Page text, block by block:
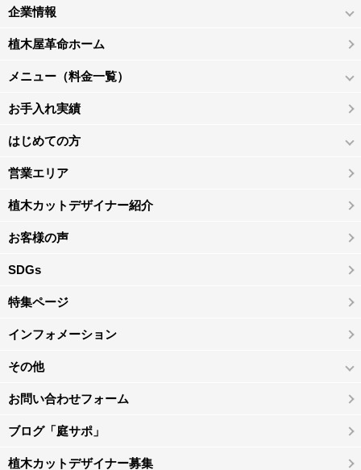
企業情報
植木屋革命ホーム
メニュー（料金一覧）
お手入れ実績
はじめての方
営業エリア
植木カットデザイナー紹介
お客様の声
SDGs
特集ページ
インフォメーション
その他
お問い合わせフォーム
ブログ「庭サポ」
植木カットデザイナー募集